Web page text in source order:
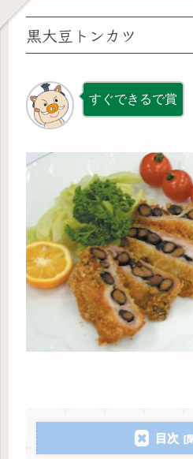
黒大豆トンカツ
すぐできるで賞
目次